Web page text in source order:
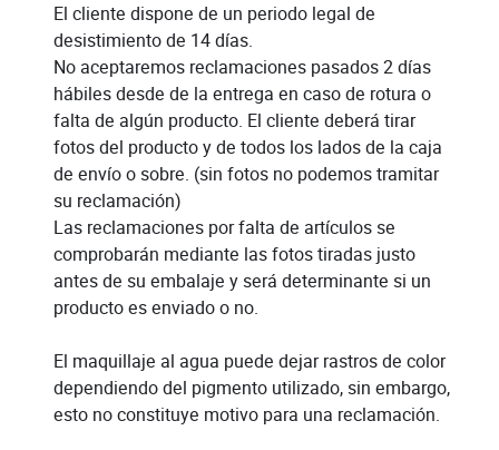
El cliente dispone de un periodo legal de
desistimiento de 14 días.
No aceptaremos reclamaciones pasados 2 días
hábiles desde de la entrega en caso de rotura o
falta de algún producto. El cliente deberá tirar
fotos del producto y de todos los lados de la caja
de envío o sobre. (sin fotos no podemos tramitar
su reclamación)
Las reclamaciones por falta de artículos se
comprobarán mediante las fotos tiradas justo
antes de su embalaje y será determinante si un
producto es enviado o no.
El maquillaje al agua puede dejar rastros de color
dependiendo del pigmento utilizado, sin embargo,
esto no constituye motivo para una reclamación.